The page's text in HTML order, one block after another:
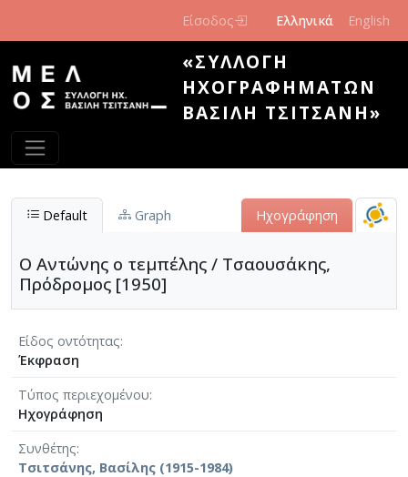
Είσοδος Ελληνικά English
«ΣΥΛΛΟΓΉ
ΗΧΟΓΡΑΦΗΜΆΤΩΝ
ΒΑΣΊΛΗ ΤΣΙΤΣΆΝΗ»
Default Graph Ηχογράφηση
Ο Αντώνης ο τεμπέλης / Τσαουσάκης,
Πρόδρομος [1950]
Είδος οντότητας
Έκφραση
Τύπος περιεχομένου
Ηχογράφηση
Συνθέτης
Τσιτσάνης, Βασίλης (1915-1984)